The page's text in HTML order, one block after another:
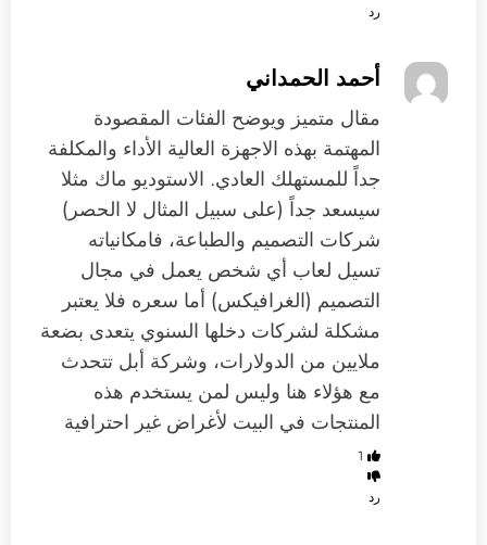
رد
أحمد الحمداني
مقال متميز ويوضح الفئات المقصودة
المهتمة بهذه الاجهزة العالية الأداء والمكلفة
جداً للمستهلك العادي. الاستوديو ماك مثلا
سيسعد جداً (على سبيل المثال لا الحصر)
شركات التصميم والطباعة، فامكانياته
تسيل لعاب أي شخص يعمل في مجال
التصميم (الغرافيكس) أما سعره فلا يعتبر
مشكلة لشركات دخلها السنوي يتعدى بضعة
ملايين من الدولارات، وشركة أبل تتحدث
مع هؤلاء هنا وليس لمن يستخدم هذه
المنتجات في البيت لأغراض غير احترافية
1
رد